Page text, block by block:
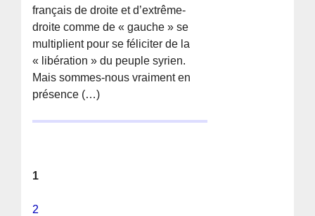
français de droite et d’extrême-
droite comme de « gauche » se
multiplient pour se féliciter de la
« libération » du peuple syrien.
Mais sommes-nous vraiment en
présence (…)
1
2